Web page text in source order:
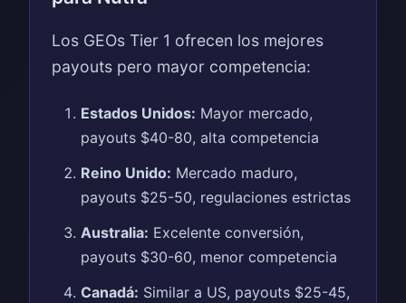
Los GEOs Tier 1 ofrecen los mejores
payouts pero mayor competencia:
Estados Unidos: Mayor mercado,
payouts $40-80, alta competencia
Reino Unido: Mercado maduro,
payouts $25-50, regulaciones estrictas
Australia: Excelente conversión,
payouts $30-60, menor competencia
Canadá: Similar a US, payouts $25-45,